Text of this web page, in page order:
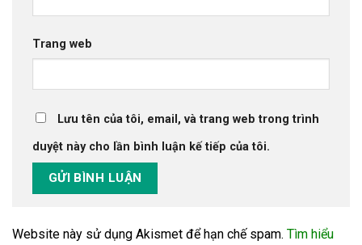
Trang web
Lưu tên của tôi, email, và trang web trong trình
duyệt này cho lần bình luận kế tiếp của tôi.
Website này sử dụng Akismet để hạn chế spam. Tìm hiểu